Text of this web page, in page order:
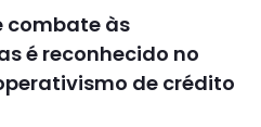
combate às
é reconhecido no
de crédito